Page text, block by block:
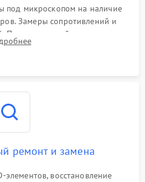
под микроскопом на наличие
Замеры сопротивлений и
Проверка цепей питания,
и видеочипа.
ремонт и замена
элементов, восстановление